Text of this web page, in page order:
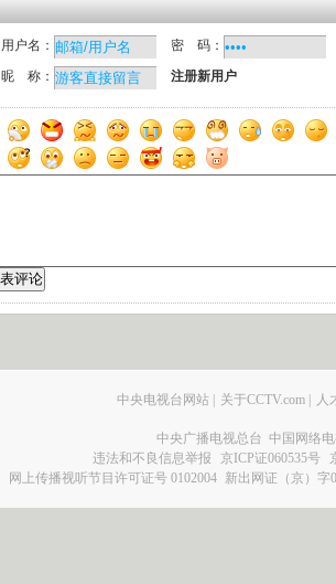
用户名： 密 码：
昵 称： 注册新用户
中央电视台网站 关于CCTV.com 人
中央广播电视总台 中国网络
违法和不良信息举报
京ICP证060535号
网上传播视听节目许可证号 0102004 新出网证（京）